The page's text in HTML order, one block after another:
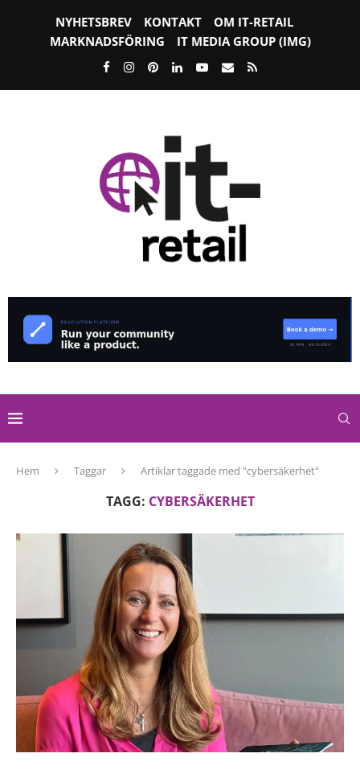
NYHETSBREV KONTAKT
OM IT-RETAIL
MARKNADSFÖRING
IT MEDIA GROUP (IMG)
Hem Taggar Artiklar taggade med "cybersäkerhet"
TAGG: CYBERSÄKERHET